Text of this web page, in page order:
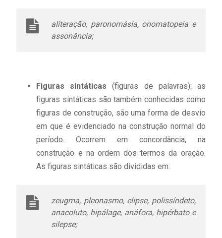
aliteração, paronomásia, onomatopeia e
assonância;
Figuras sintáticas (figuras de palavras): as
figuras sintáticas são também conhecidas como
figuras de construção, são uma forma de desvio
em que é evidenciado na construção normal do
período. Ocorrem em concordância, na
construção e na ordem dos termos da oração.
As figuras sintáticas são divididas em:
zeugma, pleonasmo, elipse, polissíndeto,
anacoluto, hipálage, anáfora, hipérbato e
silepse;